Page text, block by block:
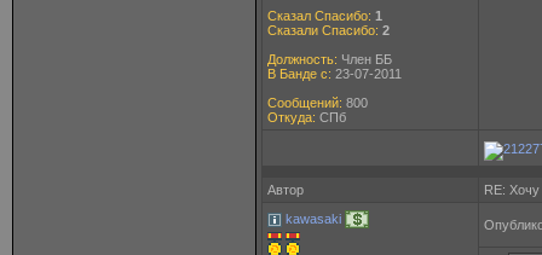
Сказал Спасибо: 1
Сказали Спасибо: 2
Должность: Член ББ
В Банде с: 23-07-2011
Сообщений: 800
Откуда: СПб
Автор
RE: Хочу
kawasaki